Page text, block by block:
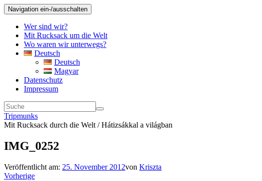
Navigation ein-/ausschalten
Wer sind wir?
Mit Rucksack um die Welt
Wo waren wir unterwegs?
Deutsch
Deutsch
Magyar
Datenschutz
Impressum
Tripmunks
Mit Rucksack durch die Welt / Hátizsákkal a világban
IMG_0252
Veröffentlicht am: 25. November 2012von Kriszta
Vorherige